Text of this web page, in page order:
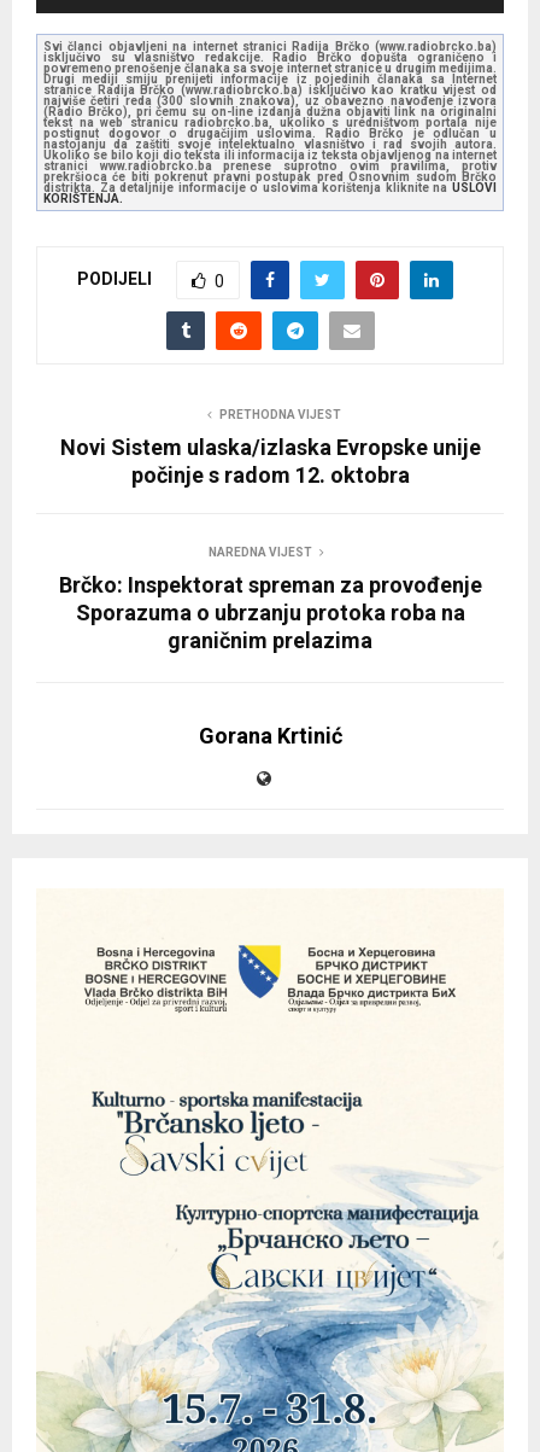
u
d
o
P
a
Svi članci objavljeni na internet stranici Radija Brčko (www.radiobrcko.ba)
isključivo su vlasništvo redakcije. Radio Brčko dopušta ograničeno i
povremeno prenošenje članaka sa svoje internet stranice u drugim medijima.
Drugi mediji smiju prenijeti informacije iz pojedinih članaka sa Internet
stranice Radija Brčko (www.radiobrcko.ba) isključivo kao kratku vijest od
najviše četiri reda (300 slovnih znakova), uz obavezno navođenje izvora
(Radio Brčko), pri čemu su on-line izdanja dužna objaviti link na originalni
tekst na web stranicu radiobrcko.ba, ukoliko s uredništvom portala nije
postignut dogovor o drugačijim uslovima. Radio Brčko je odlučan u
nastojanju da zaštiti svoje intelektualno vlasništvo i rad svojih autora.
Ukoliko se bilo koji dio teksta ili informacija iz teksta objavljenog na internet
stranici www.radiobrcko.ba prenese suprotno ovim pravilima, protiv
prekršioca će biti pokrenut pravni postupak pred Osnovnim sudom Brčko
distrikta. Za detaljnije informacije o uslovima korištenja kliknite na USLOVI
KORIŠTENJA.
PODIJELI 0
PRETHODNA VIJEST
Novi Sistem ulaska/izlaska Evropske unije
počinje s radom 12. oktobra
NAREDNA VIJEST
Brčko: Inspektorat spreman za provođenje
Sporazuma o ubrzanju protoka roba na
graničnim prelazima
Gorana Krtinić